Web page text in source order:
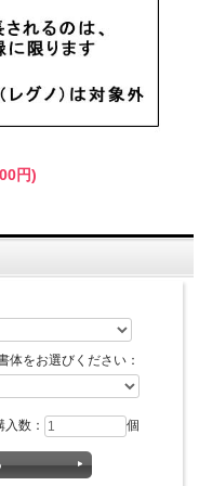
円)
体をお選びください：
入数： 個